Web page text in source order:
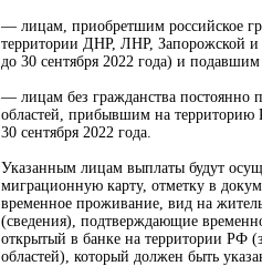
— лицам, приобретшим российское
территории ДНР, ЛНР, Запорожской
до 30 сентября 2022 года) и подавшим
— лицам без гражданства
областей, прибывшим на территорию
30 сентября 2022 года.
Указанным лицам выплаты будут
миграционную карту, отметку в
временное проживание, вид на
(сведения), подтверждающие
открытый в банке на территории РФ
областей), который должен быть